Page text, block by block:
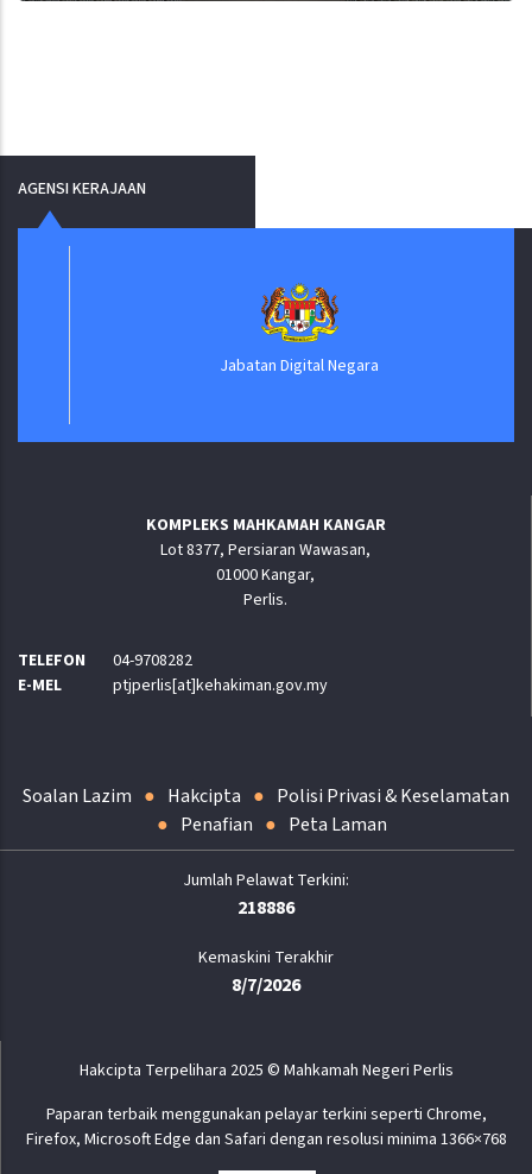
AGENSI KERAJAAN
Jabatan Digital Negara
KOMPLEKS MAHKAMAH KANGAR
Lot 8377, Persiaran Wawasan,
01000 Kangar,
Perlis.
TELEFON
04-9708282
E-MEL
ptjperlis[at]kehakiman.gov.my
Soalan Lazim Hakcipta
Polisi Privasi & Keselamatan
Penafian
Peta Laman
218886
Kemaskini Terakhir
8/7/2026
Hakcipta Terpelihara 2025 © Mahkamah Negeri Perlis
Paparan terbaik menggunakan pelayar terkini seperti Chrome,
Firefox, Microsoft Edge dan Safari dengan resolusi minima 1366×768